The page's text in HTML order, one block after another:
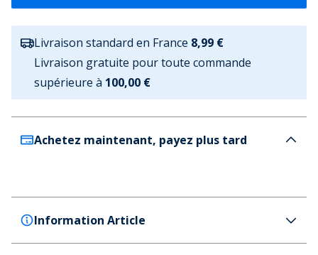
Livraison standard en France 8,99 €
Livraison gratuite pour toute commande
supérieure à 100,00 €
Achetez maintenant, payez plus tard
Information Article